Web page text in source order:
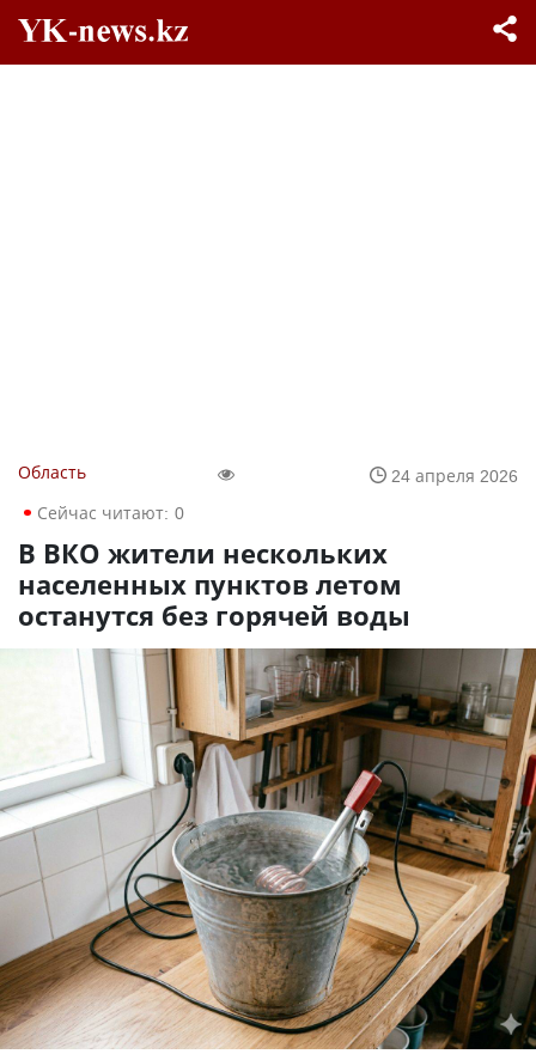
Область
24 апреля 2026
Сейчас читают: 0
В ВКО жители нескольких
населенных пунктов летом
останутся без горячей воды